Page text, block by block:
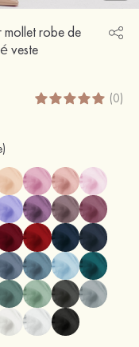
mollet robe de
veste
(0)